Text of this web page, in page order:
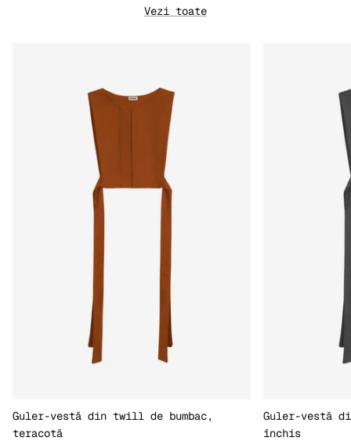
Vezi toate
Guler-vestă din twill de bumbac,
teracotă
Guler-vestă
închis